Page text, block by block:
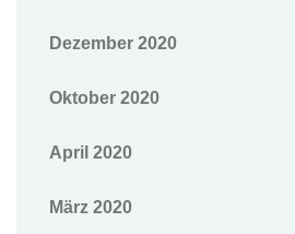
Dezember 2020
Oktober 2020
April 2020
März 2020